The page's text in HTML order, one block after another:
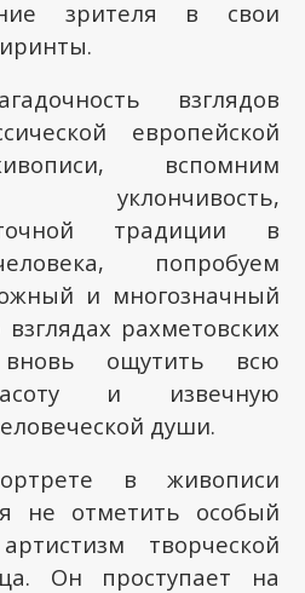
зрителя в свои
взглядов
европейской
вспомним
уклончивость,
традиции в
попробуем
и многозначный
рахметовских
ощутить всю
и извечную
души.
в живописи
не отметить особый
творческой
Он проступает на